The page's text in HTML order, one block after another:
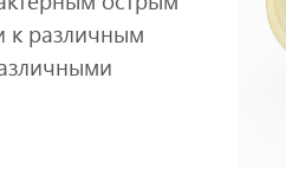
к различным